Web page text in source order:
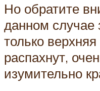
Но обратите
данном случае
только
распахнут,
изумительно